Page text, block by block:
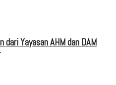
Yayasan AHM dan DAM